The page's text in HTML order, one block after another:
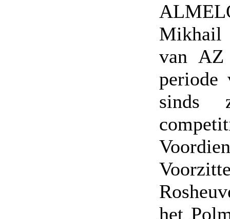
Mikhail
van AZ
periode
sinds
het